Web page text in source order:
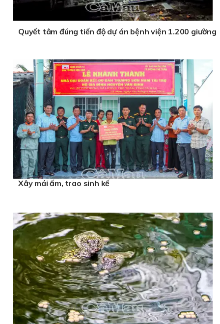
Quyết tâm đúng tiến độ dự án bệnh viện 1.200 giường
Xây mái ấm, trao sinh kế